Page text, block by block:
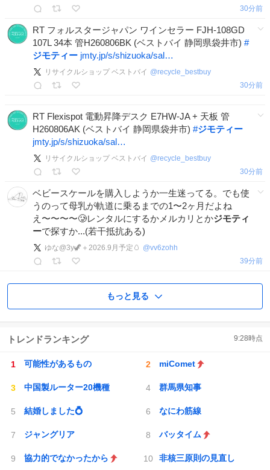
30分前
RT フォルスタージャパン ワインセラー FJH-108GD
107L 34本 管H260806BK (ベストバイ 静岡県袋井市) #
ジモティー jmty.jp/s/shizuoka/sal…
リサイクルショップ ベストバイ @recycle_bestbuy
30分前
RT Flexispot 電動昇降デスク E7HW-JA + 天板 管
H260806AK (ベストバイ 静岡県袋井市) #ジモティー
jmty.jp/s/shizuoka/sal…
リサイクルショップ ベストバイ @recycle_bestbuy
30分前
ベビースケールを購入しようか一生迷ってる。でも使
うのって母乳が軌道に乗るまでの1〜2ヶ月だよね
え〜〜〜〜🥲レンタルにするかメルカリとかジモティ
ーで探すか...(若干抵抗ある)
ゆな@3y🦖＋2026.9月予定🥚 @vv6zohh
40分前
もっと見る
トレンドランキング 9:28時点
可能性があるもの miComet
中国製ルーター20機種 群馬県知事
結婚しました💍 なにわ筋線
ジャングリア バッタイム
協力的でなかったから 非核三原則の見直し